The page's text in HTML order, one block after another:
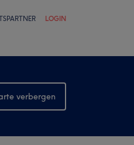
LOGIN
verbergen
anzeigen